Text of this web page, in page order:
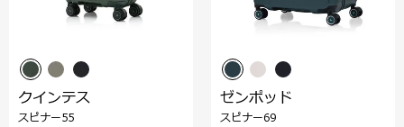
クインテス
スピナー55
ゼンポッド
スピナー69